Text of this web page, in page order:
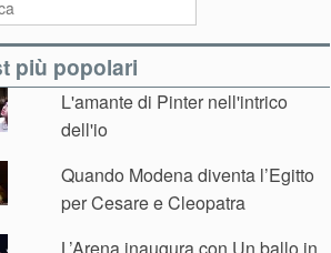
più popolari
L'amante di Pinter nell'intrico
dell'io
Quando Modena diventa l’Egitto
per Cesare e Cleopatra